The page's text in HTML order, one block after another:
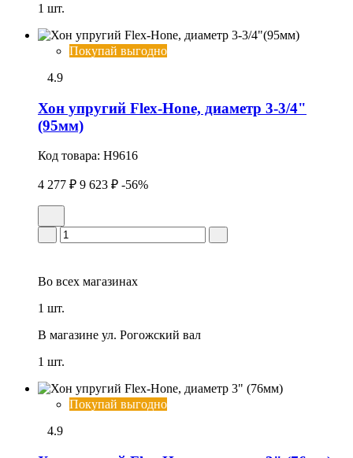
1 шт.
Покупай выгодно
4.9
Хон упpугий Flex-Hone, диаметр 3-3/4"
(95мм)
Код товара: H9616
4 277 ₽ 9 623 ₽ -56%
Во всех магазинах
1 шт.
В магазине ул. Рогожский вал
1 шт.
Покупай выгодно
4.9